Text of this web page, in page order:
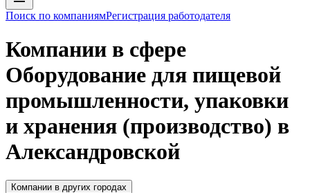
Поиск по компаниямРегистрация работодателя
Компании в сфере
Оборудование для пищевой
промышленности, упаковки
и хранения (производство) в
Александровской
Компании в других городах